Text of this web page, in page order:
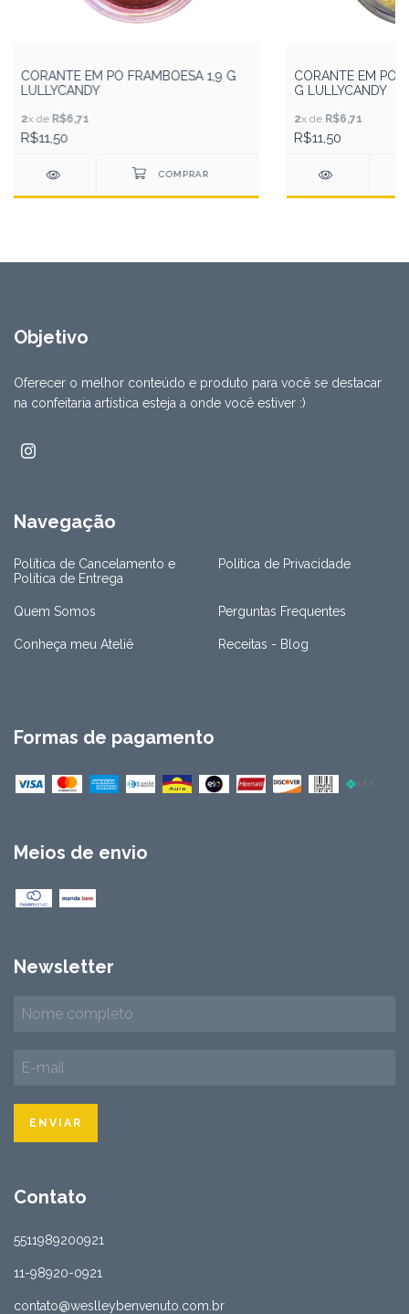
CORANTE EM PÓ FRAMBOESA 1,9 G
LULLYCANDY
2x de R$6,71
R$11,50
CORANTE EM PÓ
G LULLYCANDY
2x de R$6,71
R$11,50
Objetivo
Oferecer o melhor conteúdo e produto para você se destacar
na confeitaria artística esteja a onde você estiver :)
Navegação
Política de Cancelamento e
Política de Entrega
Política de Privacidade
Quem Somos Perguntas Frequentes
Conheça meu Ateliê Receitas - Blog
Formas de pagamento
Meios de envio
Newsletter
Contato
5511989200921
11-98920-0921
contato@weslleybenvenuto.com.br